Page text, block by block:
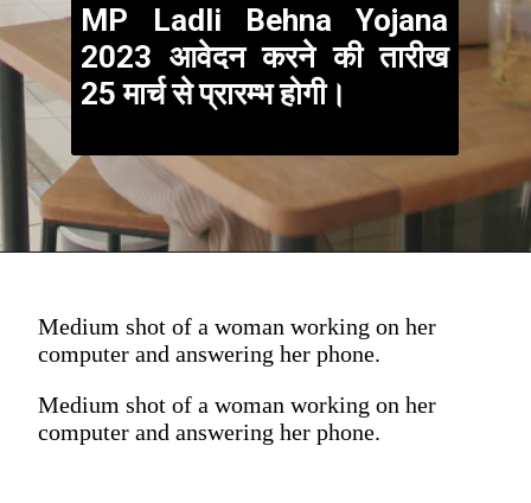
MP Ladli Behna Yojana
2023 आवेदन करने की तारीख
25 मार्च से प्रारम्भ होगी।
Medium shot of a woman working on her
computer and answering her phone.
Medium shot of a woman working on her
computer and answering her phone.